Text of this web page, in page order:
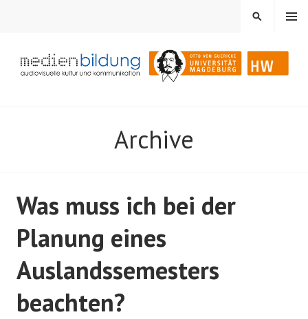
Audiovisuelle Kultur und Kommunikation
MENÜ
SUCHEN
Archive
Was muss ich bei der
Planung eines
Auslandssemesters
beachten?